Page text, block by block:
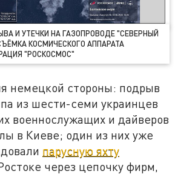
И УТЕЧКИ НА ГАЗОПРОВОДЕ "СЕВЕРНЫЙ
КОСМИЧЕСКОГО АППАРАТА
"РОСКОСМОС"
немецкой стороны: подрыв
из шести-семи украинцев
военнослужащих и дайверов
в Киеве; один из них уже
парусную яхту
через цепочку фирм,